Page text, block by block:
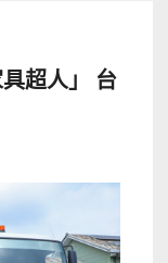
超人」 台